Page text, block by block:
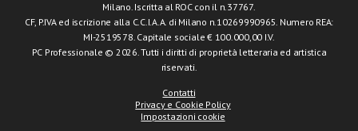
Milano. Iscritta al ROC con il n.37767.
CF, P.IVA ed iscrizione alla C.C.I.A.A. di Milano n.10269990965. Numero REA:
MI-2519578. Capitale sociale € 100.000,00 I.V.
PC Professionale © 2026. Tutti i diritti di proprietà letteraria ed artistica
riservati.
Contatti
Privacy e Cookie Policy
Impostazioni cookie